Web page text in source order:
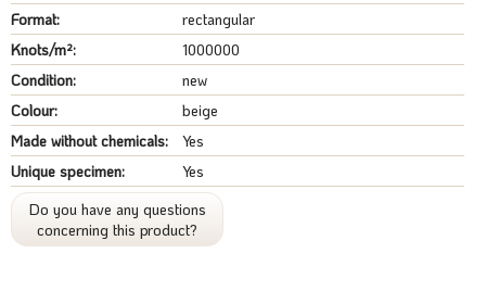
Format:
rectangular
Knots/m²:
1000000
Condition:
new
Colour:
beige
Made without chemicals:
Yes
Unique specimen:
Yes
Do you have any questions
concerning this product?